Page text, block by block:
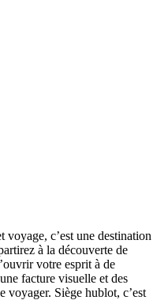
voyage, c’est une destination
à la découverte de
votre esprit à de
facture visuelle et des
voyager. Siège hublot, c’est